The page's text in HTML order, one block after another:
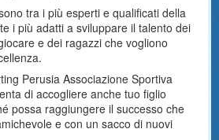
tra i più esperti e qualificati della
i più adatti a sviluppare il talento dei
e dei ragazzi che vogliono
Perusia Associazione Sportiva
di accogliere anche tuo figlio
possa raggiungere il successo che
e con un sacco di nuovi